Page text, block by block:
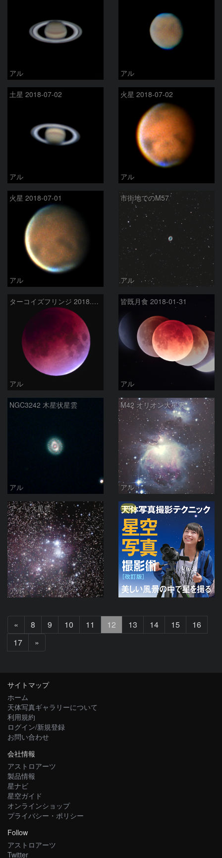
アル アル
土星 2018-07-02
アル
火星 2018-07-02
アル
火星 2018-07-01
アル
市街地でのM57
アル
ターコイズフリンジ 2018.1.31
アル
皆既月食 2018-01-31
アル
NGC3242 木星状星雲
アル
M42 オリオン大星雲
アル
アイリス星雲
アル
PR
«
へ
8 9 10 11 12 13 14 15
16
17
»
へ
サイトマップ
ホーム
天体写真ギャラリーについて
利用規約
ログイン/新規登録
お問い合わせ
会社情報
アストロアーツ
製品情報
星ナビ
星空ガイド
オンラインショップ
プライバシー・ポリシー
Follow
アストロアーツ
Twitter